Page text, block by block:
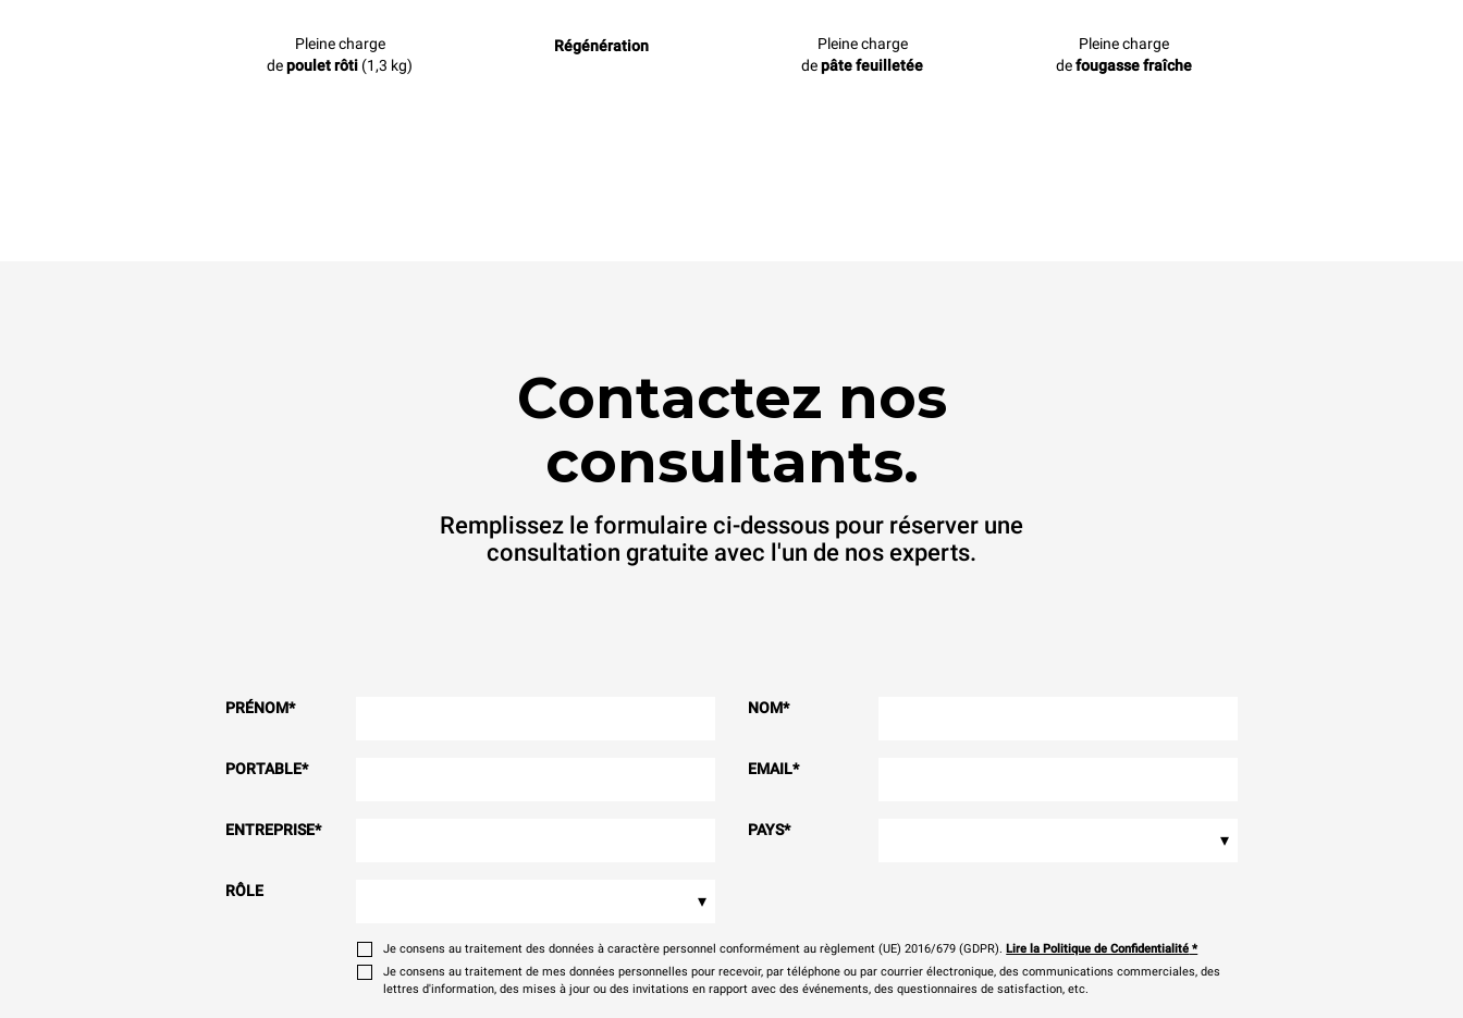
Pleine charge
depoulet rôti (1,3 kg)
Régénération
Pleine charge
depâte feuilletée
Pleine charge
defougasse fraîche
Contactez nos
consultants.
Remplissez le formulaire ci-dessous pour réserver une
consultation gratuite avec l'un de nos experts.
PRÉNOM* NOM*
PORTABLE* EMAIL*
ENTREPRISE* PAYS* ▾
RÔLE ▾
Je consens au traitement des données à caractère personnel conformément au règlement (UE) 2016/679 (GDPR). Lire la Politique de Confidentialité *
Je consens au traitement de mes données personnelles pour recevoir, par téléphone ou par courrier électronique, des communications commerciales, des
lettres d'information, des mises à jour ou des invitations en rapport avec des événements, des questionnaires de satisfaction, etc.